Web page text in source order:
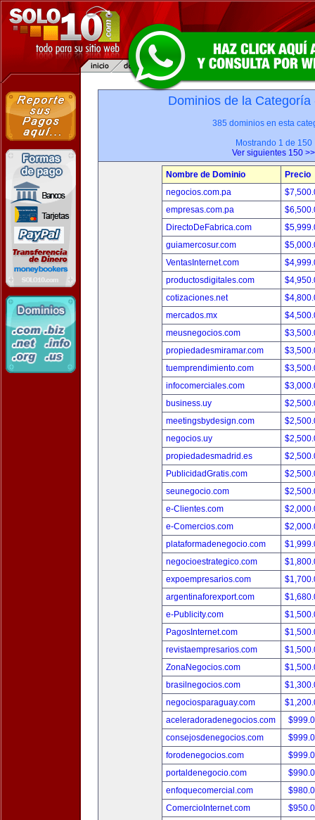
Dominios de la
385 dominios en esta
Mostrando 1 de 150
Ver siguientes 150 >>
Nombre de Dominio
Precio
negocios.com.pa
empresas.com.pa
DirectoDeFabrica.com
guiamercosur.com
VentasInternet.com
productosdigitales.com
cotizaciones.net
mercados.mx
meusnegocios.com
propiedadesmiramar.com
tuemprendimiento.com
infocomerciales.com
business.uy
meetingsbydesign.com
negocios.uy
propiedadesmadrid.es
PublicidadGratis.com
seunegocio.com
e-Clientes.com
e-Comercios.com
plataformadenegocio.com
negocioestrategico.com
expoempresarios.com
argentinaforexport.com
e-Publicity.com
PagosInternet.com
revistaempresarios.com
ZonaNegocios.com
brasilnegocios.com
negociosparaguay.com
aceleradoradenegocios.com
consejosdenegocios.com
forodenegocios.com
portaldenegocio.com
enfoquecomercial.com
ComercioInternet.com